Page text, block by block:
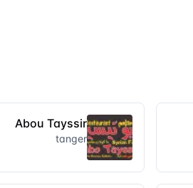
Abou Tayssir
tanger